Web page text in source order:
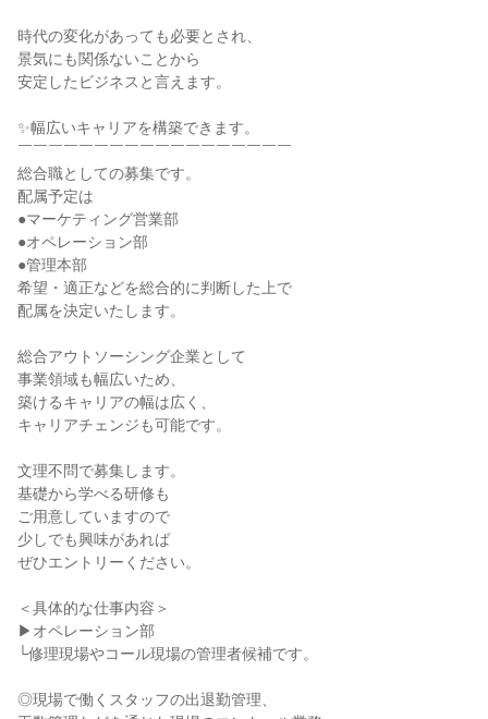
時代の変化があっても必要とされ、
景気にも関係ないことから
安定したビジネスと言えます。
✨幅広いキャリアを構築できます。
￣￣￣￣￣￣￣￣￣￣￣￣￣￣￣￣￣￣
総合職としての募集です。
配属予定は
●マーケティング営業部
●オペレーション部
●管理本部
希望・適正などを総合的に判断した上で
配属を決定いたします。
総合アウトソーシング企業として
事業領域も幅広いため、
築けるキャリアの幅は広く、
キャリアチェンジも可能です。
文理不問で募集します。
基礎から学べる研修も
ご用意していますので
少しでも興味があれば
ぜひエントリーください。
＜具体的な仕事内容＞
▶オペレーション部
└修理現場やコール現場の管理者候補です。
◎現場で働くスタッフの出退勤管理、